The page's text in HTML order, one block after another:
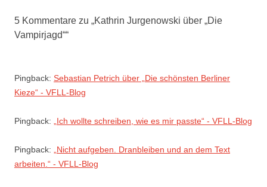
5 Kommentare zu „Kathrin Jurgenowski über „Die
Vampirjagd““
Pingback: Sebastian Petrich über „Die schönsten Berliner
Kieze“ - VFLL-Blog
Pingback: „Ich wollte schreiben, wie es mir passte“ - VFLL-Blog
Pingback:
„Nicht aufgeben. Dranbleiben und an dem Text
arbeiten.“ - VFLL-Blog